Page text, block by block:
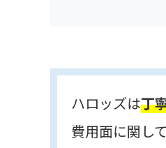
ハロッズは丁
費用面に関し